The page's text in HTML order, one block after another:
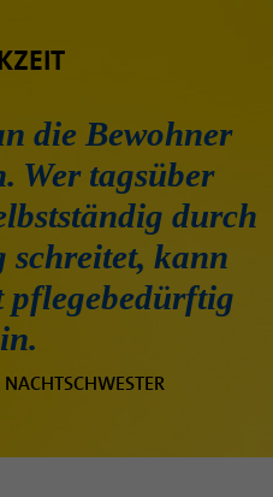
die Bewohner
Wer tagsüber
durch
kann
pflegebedürftig